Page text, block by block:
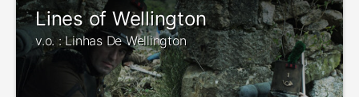
Lines of Wellington
v.o. : Linhas De Wellington